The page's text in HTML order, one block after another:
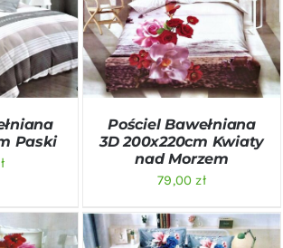
/
Paski
DODAJ DO KOSZYKA
/
SZCZEGÓŁY
Pościel Bawełniana
3D 200x220cm Kwiaty
nad Morzem
79,00zł